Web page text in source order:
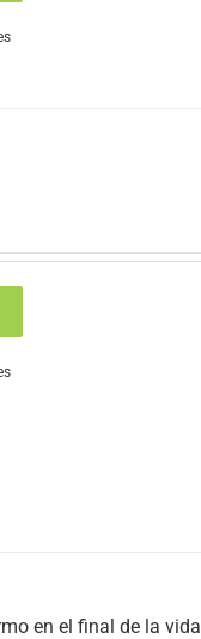
en el final de la vida